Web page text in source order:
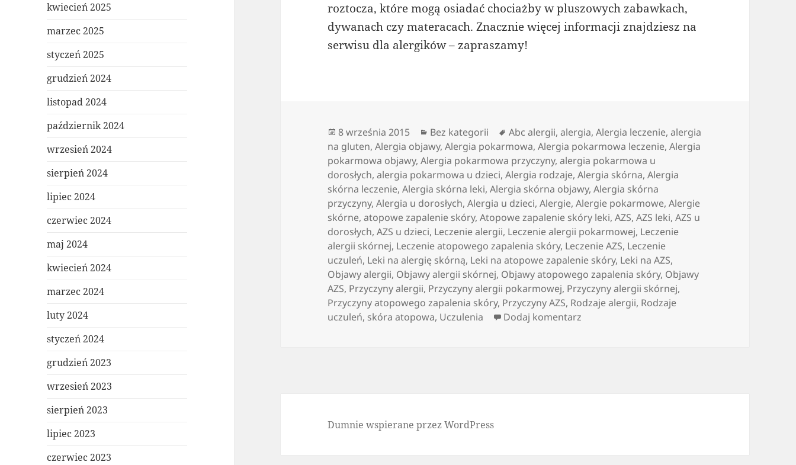
kwiecień 2025
marzec 2025
styczeń 2025
grudzień 2024
listopad 2024
październik 2024
wrzesień 2024
sierpień 2024
lipiec 2024
czerwiec 2024
maj 2024
kwiecień 2024
marzec 2024
luty 2024
styczeń 2024
grudzień 2023
wrzesień 2023
sierpień 2023
lipiec 2023
czerwiec 2023
roztocza, które mogą osiadać chociażby w pluszowych zabawkach,
dywanach czy materacach. Znacznie więcej informacji znajdziesz na
serwisu dla alergików – zapraszamy!
Data
publikacji
8 września 2015 Kategorie
Bez kategorii Tagi
Abc alergii,alergia,Alergia leczenie,alergia
na gluten,Alergia objawy,Alergia pokarmowa,Alergia pokarmowa leczenie,Alergia
pokarmowa objawy,Alergia pokarmowa przyczyny,alergia pokarmowa u
dorosłych,alergia pokarmowa u dzieci,Alergia rodzaje,Alergia skórna,Alergia
skórna leczenie,Alergia skórna leki,Alergia skórna objawy,Alergia skórna
przyczyny,Alergia u dorosłych,Alergia u dzieci,Alergie,Alergie pokarmowe,Alergie
skórne,atopowe zapalenie skóry,Atopowe zapalenie skóry leki,AZS,AZS leki,AZS u
dorosłych,AZS u dzieci, Leczenie alergii, Leczenie alergii pokarmowej, Leczenie
alergii skórnej, Leczenie atopowego zapalenia skóry, Leczenie AZS, Leczenie
uczuleń, Leki na alergię skórną, Leki na atopowe zapalenie skóry, Leki na AZS,
Objawy alergii, Objawy alergii skórnej, Objawy atopowego zapalenia skóry, Objawy
AZS, Przyczyny alergii, Przyczyny alergii pokarmowej, Przyczyny alergii skórnej,
Przyczyny atopowego zapalenia skóry, Przyczyny AZS, Rodzaje alergii, Rodzaje
uczuleń, skóra atopowa, Uczulenia Dodaj komentarz
Dumnie wspierane przez WordPress